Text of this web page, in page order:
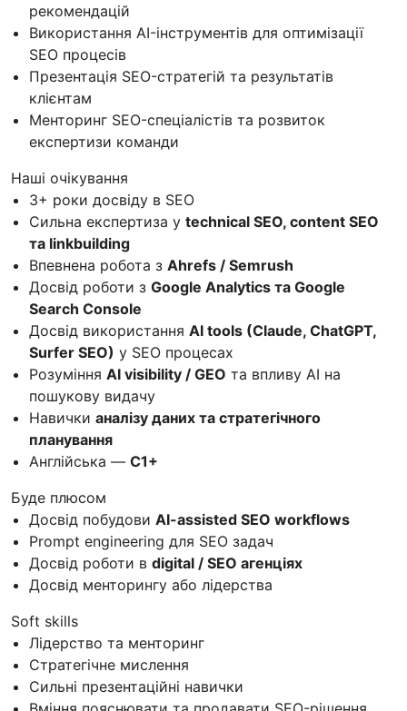
рекомендацій
Використання AI-інструментів для оптимізації
SEO процесів
Презентація SEO-стратегій та результатів
клієнтам
Менторинг SEO-спеціалістів та розвиток
експертизи команди
Наші очікування
3+ роки досвіду в SEO
Сильна експертиза у technical SEO, content SEO
та linkbuilding
Впевнена робота з Ahrefs / Semrush
Досвід роботи з Google Analytics та Google
Search Console
Досвід використання AI tools (Claude, ChatGPT,
Surfer SEO) у SEO процесах
Розуміння AI visibility / GEO та впливу AI на
пошукову видачу
Навички аналізу даних та стратегічного
планування
Англійська — C1+
Буде плюсом
Досвід побудови AI-assisted SEO workflows
Prompt engineering для SEO задач
Досвід роботи в digital / SEO агенціях
Досвід менторингу або лідерства
Soft skills
Лідерство та менторинг
Стратегічне мислення
Сильні презентаційні навички